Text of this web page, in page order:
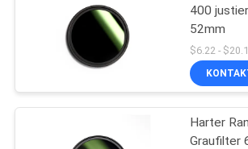
FORDERN
ZITAT
400
52mm
$6.22 -
Harter
Graufilter